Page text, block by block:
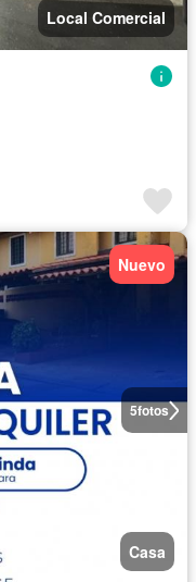
Local Comercial
5fotos
Nuevo
Casa